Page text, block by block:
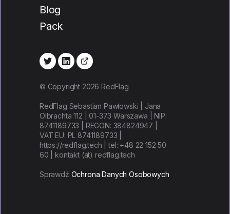
Blog
Pack
© Copyright 2026 RedFlag
RedFlag Sebastian Pawłowski | Jana
Olbrachta 112 | 01-373 Warszawa | NIP:
8741189733 | REGON: 384824947 |
VAT EU: PL 8741189733 |
https://redflag.tech | tel: +48 22 152 50
60 | kontakt (at) redflag.tech
Sprawdź Ochrona Danych Osobowych